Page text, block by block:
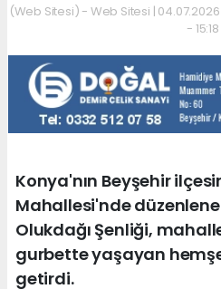
(Web Sitesi) - Web Sitesi |
- 15:18
Konya'nın Beyşehir
Mahallesi'nde
Olukdağı Şenliği,
gurbette yaşayan
getirdi.